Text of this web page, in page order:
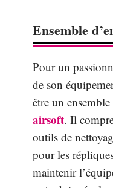
Ensemble
Pour un
de son
être un
airsoft. Il
outils de
pour les
maintenir